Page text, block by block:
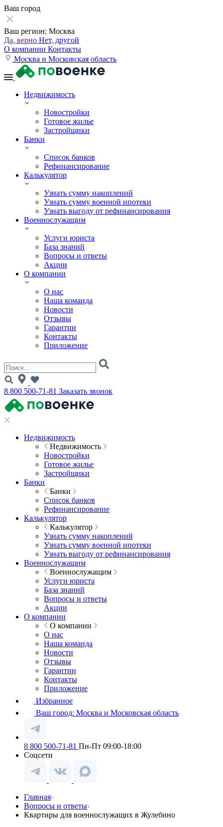
Ваш город
Ваш регион: Москва
Да, верно Нет, другой
О компании Контакты
Москва и Московская область
Недвижимость
Новостройки
Готовое жилье
Застройщики
Банки
Список банков
Рефинансирование
Калькулятор
Узнать сумму накоплений
Узнать сумму военной ипотеки
Узнать выгоду от рефинансирования
Военнослужащим
Услуги юриста
База знаний
Вопросы и ответы
Акции
О компании
О нас
Наша команда
Новости
Отзывы
Гарантии
Контакты
Приложение
8 800 500-71-81 Заказать звонок
Недвижимость
Недвижимость
Новостройки
Готовое жилье
Застройщики
Банки
Банки
Список банков
Рефинансирование
Калькулятор
Калькулятор
Узнать сумму накоплений
Узнать сумму военной ипотеки
Узнать выгоду от рефинансирования
Военнослужащим
Военнослужащим
Услуги юриста
База знаний
Вопросы и ответы
Акции
О компании
О компании
О нас
Наша команда
Новости
Отзывы
Гарантии
Контакты
Приложение
Избранное
Ваш город: Москва и Московская область
8 800 500-71-81 Пн-Пт 09:00-18:00
Соцсети
Главная
Вопросы и ответы
Квартиры для военнослужащих в Жулебино